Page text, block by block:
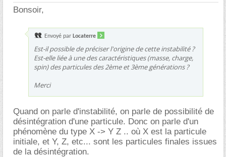
Bonsoir,
Envoyé par Locaterre
Est-il possible de préciser l'origine de cette instabilité ?
Est-elle liée à une des caractéristiques (masse, charge,
spin) des particules des 2ème et 3ème générations ?
Merci
Quand on parle d'instabilité, on parle de possibilité de
désintégration d'une particule. Donc on parle d'un
phénomène du type X -> Y Z .. où X est la particule
initiale, et Y, Z, etc... sont les particules finales issues
de la désintégration.